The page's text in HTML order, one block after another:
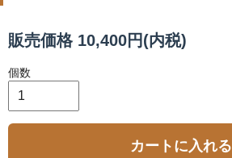
販売価格 10,400円(内税)
個数
カートに入れる